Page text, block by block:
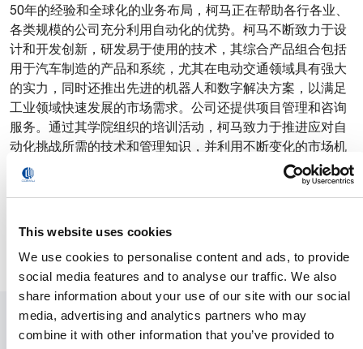
This website uses cookies
We use cookies to personalise content and ads, to provide
social media features and to analyse our traffic. We also
share information about your use of our site with our social
media, advertising and analytics partners who may
combine it with other information that you’ve provided to
50年的经验和全球化的业务布局，柯马正在帮助各行各业、
各类规模的公司充分利用自动化的优势。柯马不断致力于设
计和开发创新，研发易于使用的技术，其综合产品组合包括
用于汽车制造的产品和系统，尤其在电动交通领域具有强大
的实力，同时还推出先进的机器人和数字解决方案，以满足
工业领域快速发展的市场需求。公司还提供项目管理和咨询
服务。通过其学院组织的培训活动，柯马致力于推进应对自
动化挑战所需的技术和管理知识，并利用不断变化的市场机
遇。柯马总部位于意大利都灵，在全球范围内设有7个创新
中心，12个生产工厂，遍布12个国家，拥有3700名员工。除
够及时快速响应全球各地客户的需求
www.comau.com
媒体合作